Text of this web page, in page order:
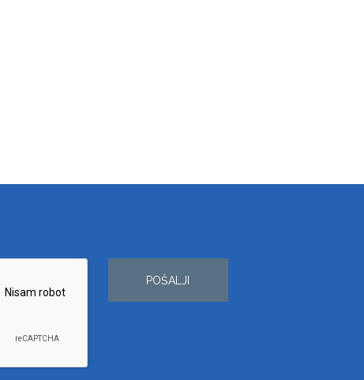
POŠALJI